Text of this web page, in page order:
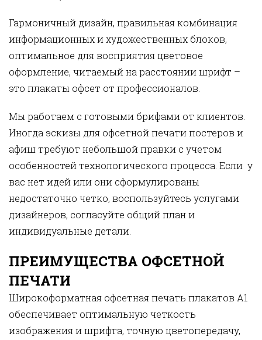
Гармоничный дизайн, правильная комбинация
информационных и художественных блоков,
оптимальное для восприятия цветовое
оформление, читаемый на расстоянии шрифт –
это плакаты офсет от профессионалов.
Мы работаем с готовыми брифами от клиентов.
Иногда эскизы для офсетной печати постеров и
афиш требуют небольшой правки с учетом
особенностей технологического процесса. Если у
вас нет идей или они сформулированы
недостаточно четко, воспользуйтесь услугами
дизайнеров, согласуйте общий план и
индивидуальные детали.
ПРЕИМУЩЕСТВА ОФСЕТНОЙ
ПЕЧАТИ
Широкоформатная офсетная печать плакатов А1
обеспечивает оптимальную четкость
изображения и шрифта, точную цветопередачу,